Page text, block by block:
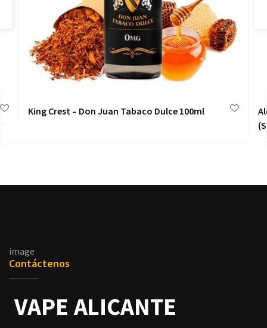
King Crest – Don Juan Tabaco Dulce 100ml
image
Contáctenos